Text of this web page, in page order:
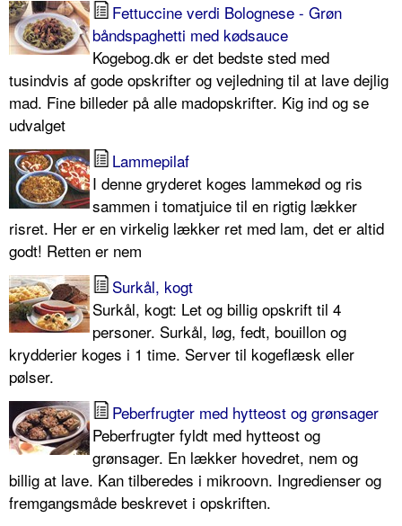
Fettuccine verdi Bolognese - Grøn
båndspaghetti med kødsauce
Kogebog.dk er det bedste sted med
tusindvis af gode opskrifter og vejledning til at lave dejlig
mad. Fine billeder på alle madopskrifter. Kig ind og se
udvalget
Lammepilaf
I denne gryderet koges lammekød og ris
sammen i tomatjuice til en rigtig lækker
risret. Her er en virkelig lækker ret med lam, det er altid
godt! Retten er nem
Surkål, kogt
Surkål, kogt: Let og billig opskrift til 4
personer. Surkål, løg, fedt, bouillon og
krydderier koges i 1 time. Server til kogeflæsk eller
pølser.
Peberfrugter med hytteost og grønsager
Peberfrugter fyldt med hytteost og
grønsager. En lækker hovedret, nem og
billig at lave. Kan tilberedes i mikroovn. Ingredienser og
fremgangsmåde beskrevet i opskriften.